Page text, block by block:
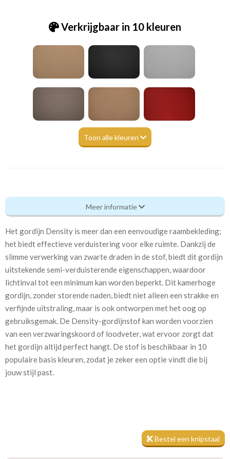
Verkrijgbaar in 10 kleuren
Toon alle kleuren
Ge_Density 830 anthracite
Eigenschappen gordijnstof
Artikelnummer Ge_Density 830 anthracite
Kamerhoog 280 cm
Mate van verduistering: Half verduisterend
Meestal eerder, maar houd
rekening met
circa 2-3 weken
Materiaal: 100% polyester
vergroten? Voeg dan een voering toe voor extra bescherming
tegen warmte, kou en geluid. Deze optie is gemakkelijk tijdens je
bestelproces aan te passen. Ben je benieuwd naar de stof
Meer informatie
Het gordijn Density is meer dan een eenvoudige raambekleding;
het biedt effectieve verduistering voor elke ruimte. Dankzij de
slimme verwerking van zwarte draden in de stof, biedt dit gordijn
uitstekende semi-verduisterende eigenschappen, waardoor
lichtinval tot een minimum kan worden beperkt. Dit kamerhoge
gordijn, zonder storende naden, biedt niet alleen een strakke en
verfijnde uitstraling, maar is ook ontworpen met het oog op
gebruiksgemak. De Density-gordijnstof kan worden voorzien
van een verzwaringskoord of loodveter, wat ervoor zorgt dat
het gordijn altijd perfect hangt. De stof is beschikbaar in 10
populaire basis kleuren, zodat je zeker een optie vindt die bij
jouw stijl past.
Bestel een knipstaal